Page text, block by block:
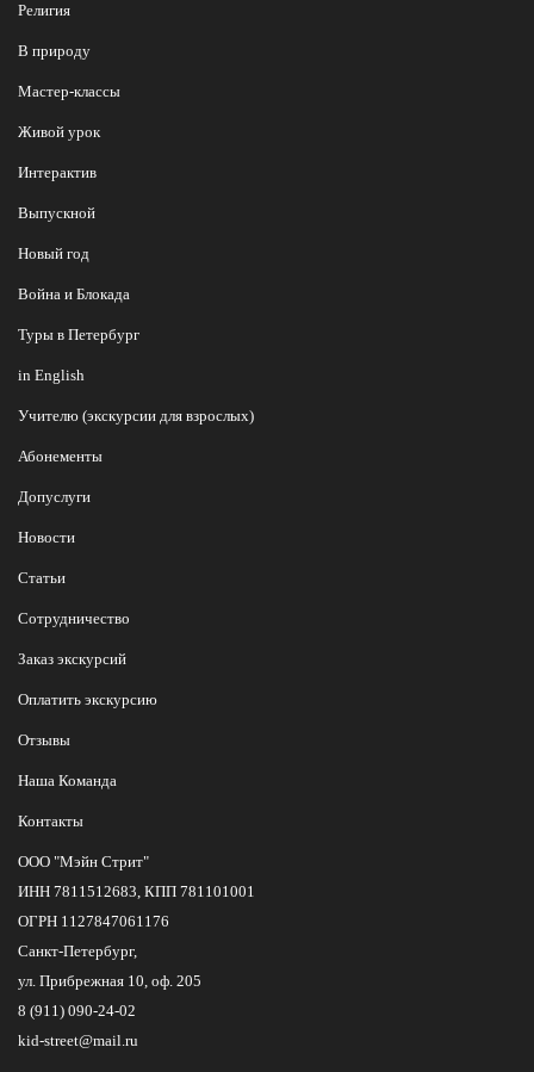
Религия
В природу
Мастер-классы
Живой урок
Интерактив
Выпускной
Новый год
Война и Блокада
Туры в Петербург
in English
Учителю (экскурсии для взрослых)
Абонементы
Допуслуги
Новости
Статьи
Сотрудничество
Заказ экскурсий
Оплатить экскурсию
Отзывы
Наша Команда
Контакты
ООО "Мэйн Стрит"
ИНН 7811512683, КПП 781101001
ОГРН 1127847061176
Санкт-Петербург,
ул. Прибрежная 10, оф. 205
8 (911) 090-24-02
kid-street@mail.ru